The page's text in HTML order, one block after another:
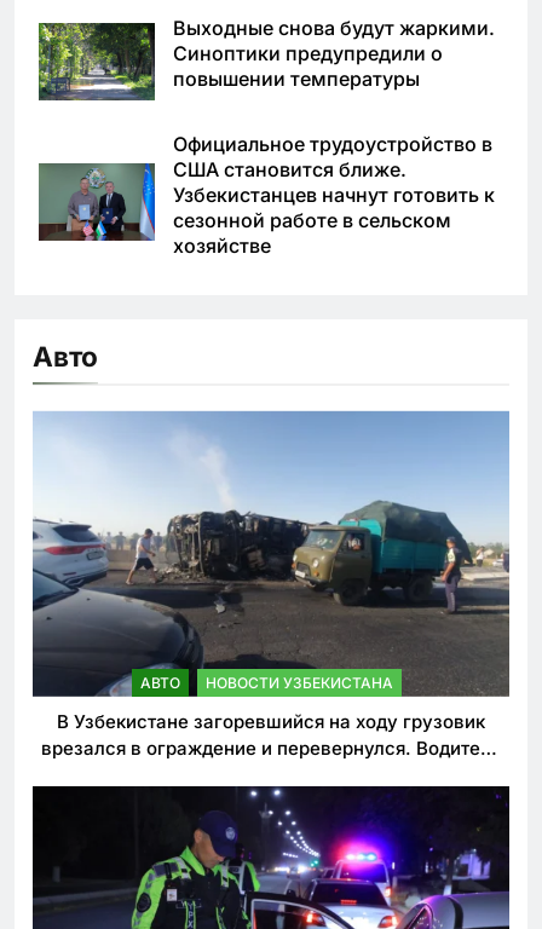
Выходные снова будут жаркими.
Синоптики предупредили о
повышении температуры
Официальное трудоустройство в
США становится ближе.
Узбекистанцев начнут готовить к
сезонной работе в сельском
хозяйстве
Авто
АВТО НОВОСТИ УЗБЕКИСТАНА
В Узбекистане загоревшийся на ходу грузовик
врезался в ограждение и перевернулся. Водитель